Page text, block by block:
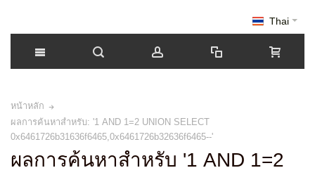
Thai
หน้าหลัก
ผลการค้นหาสำหรับ: '1 AND 1=2 UNION SELECT
0x6461726b31636f6465,0x6461726b32636f6465--'
ผลการค้นหาสำหรับ '1 AND 1=2